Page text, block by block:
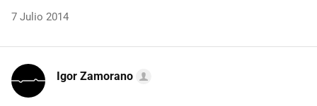
7 Julio 2014
Igor Zamorano